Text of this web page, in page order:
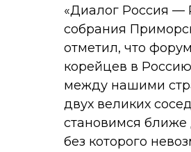
«Диалог Россия —
собрания
отметил, что
корейцев в
между нашими
двух великих
становимся
без которого